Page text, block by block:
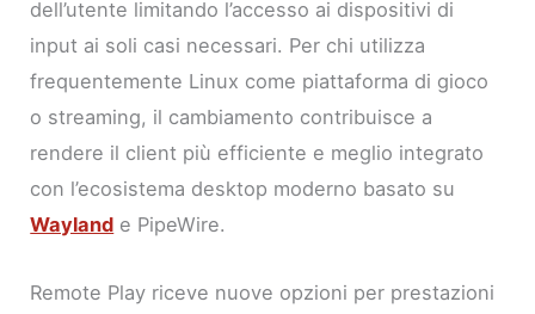
dell’utente limitando l’accesso ai dispositivi di
input ai soli casi necessari. Per chi utilizza
frequentemente Linux come piattaforma di gioco
o streaming, il cambiamento contribuisce a
rendere il client più efficiente e meglio integrato
con l’ecosistema desktop moderno basato su
Wayland e PipeWire.
Remote Play riceve nuove opzioni per prestazioni